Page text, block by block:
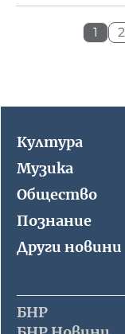
1 2
Култура
Музика
Общество
Познание
Други новини
БНР